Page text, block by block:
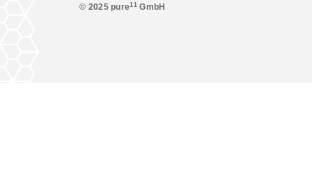
© 2025 pure11 GmbH